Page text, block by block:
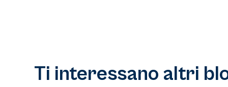
Ti interessano altri